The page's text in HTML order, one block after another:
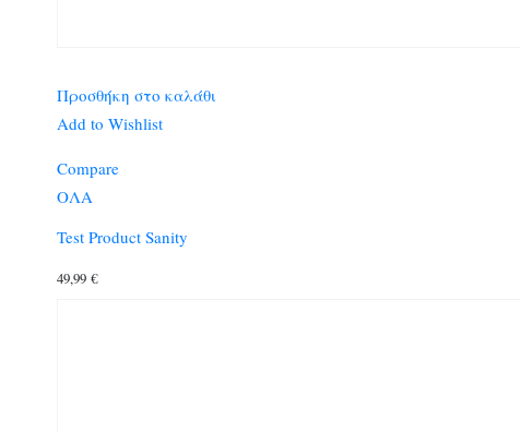
Προσθήκη στο καλάθι
Add to Wishlist
Compare
ΟΛΑ
Test Product Sanity
49,99 €